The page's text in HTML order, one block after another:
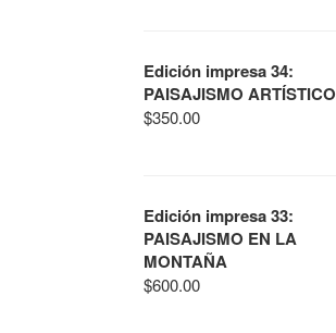
Edición impresa 34:
PAISAJISMO ARTÍSTICO
$350.00
Edición impresa 33:
PAISAJISMO EN LA
MONTAÑA
$600.00